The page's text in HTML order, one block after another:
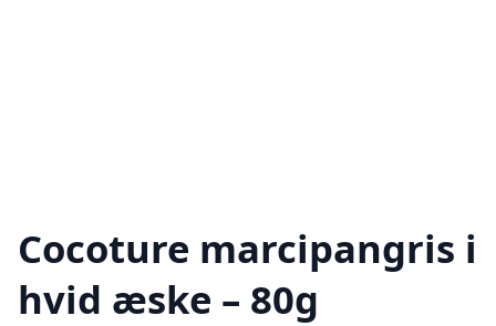
Cocoture marcipangris i
hvid æske – 80g